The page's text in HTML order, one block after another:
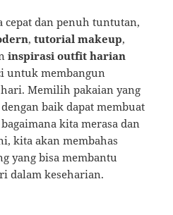
cepat dan penuh tuntutan,
,tutorial makeup,
inspirasi outfit harian
untuk membangun
Memilih pakaian yang
baik dapat membuat
kita merasa dan
kita akan membahas
yang bisa membantu
dalam keseharian.